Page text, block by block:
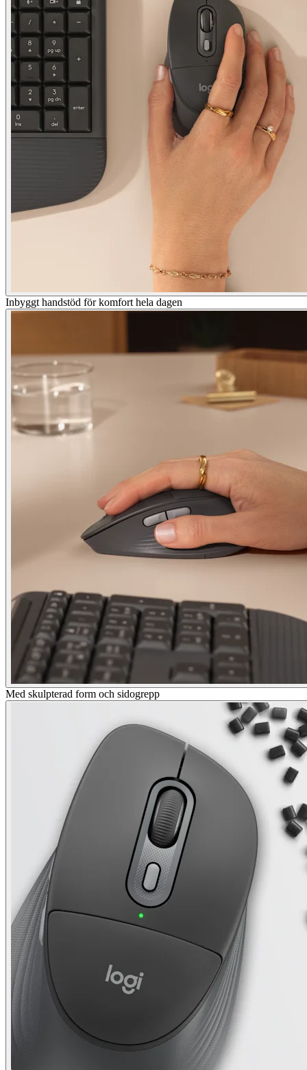
Inbyggt handstöd för komfort hela dagen
Med skulpterad form och sidogrepp